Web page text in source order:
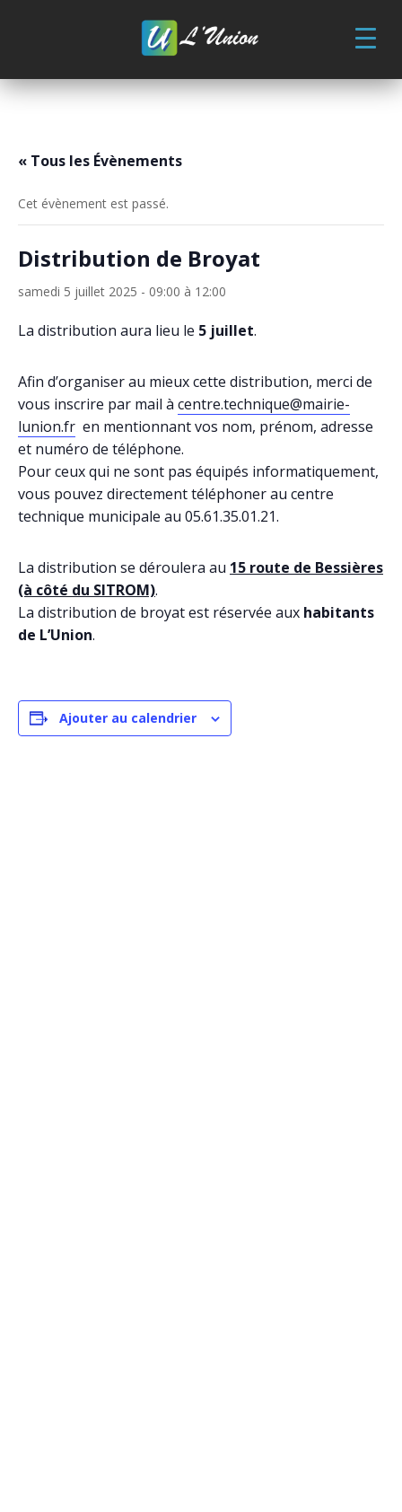
« Tous les Évènements
Cet évènement est passé.
Distribution de Broyat
samedi 5 juillet 2025 - 09:00 à 12:00
La distribution aura lieu le 5 juillet.
Afin d’organiser au mieux cette distribution, merci de
vous inscrire par mail à centre.technique@mairie-
lunion.fr en mentionnant vos nom, prénom, adresse
et numéro de téléphone.
Pour ceux qui ne sont pas équipés informatiquement,
vous pouvez directement téléphoner au centre
technique municipale au 05.61.35.01.21.
La distribution se déroulera au 15 route de Bessières
(à côté du SITROM).
La distribution de broyat est réservée aux habitants
de L’Union.
Ajouter au calendrier